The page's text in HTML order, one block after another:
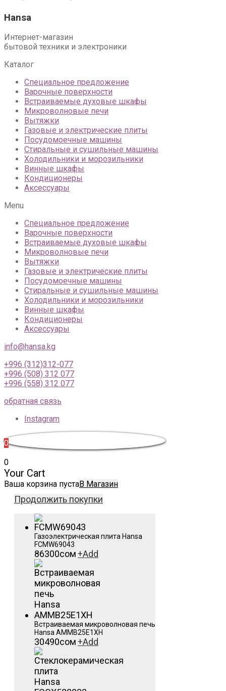
Hansa
Интернет-магазин
бытовой техники и электроники
Каталог
Специальное предложение
Варочные поверхности
Встраиваемые духовые шкафы
Микроволновые печи
Вытяжки
Газовые и электрические плиты
Посудомоечные машины
Стиральные и сушильные машины
Холодильники и морозильники
Винные шкафы
Кондиционеры
Аксессуары
Menu
Специальное предложение
Варочные поверхности
Встраиваемые духовые шкафы
Микроволновые печи
Вытяжки
Газовые и электрические плиты
Посудомоечные машины
Стиральные и сушильные машины
Холодильники и морозильники
Винные шкафы
Кондиционеры
Аксессуары
info@hansa.kg
+996 (312)312-077
+996 (508) 312 077
+996 (558) 312 077
обратная связь
Instagram
0
0
Your Cart
Ваша корзина пустаВ Магазин
Продолжить покупки
Газоэлектрическая плита Hansa
FCMW69043
86300сом+Add
Встраиваемая микроволновая печь
Hansa AMMB25E1XH
30490сом+Add